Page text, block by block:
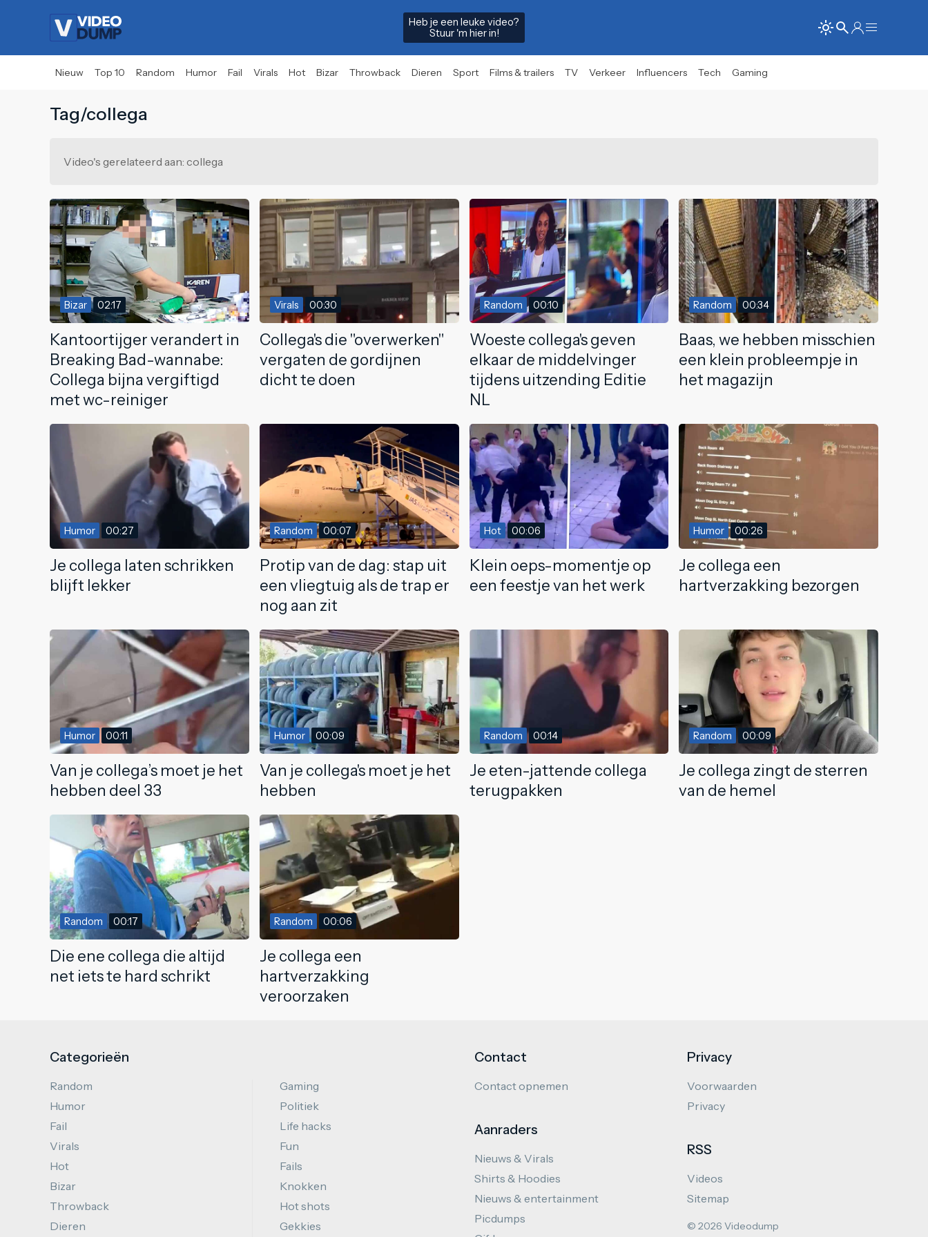
Heb je een leuke video?
Stuur 'm hier in!
Nieuw Top 10 Random Humor Fail Virals Hot Bizar Throwback Dieren Sport Films & trailers TV Verkeer Influencers Tech Gaming
Tag/collega
Video's gerelateerd aan: collega
Bizar 02:17
Kantoortijger verandert in
Breaking Bad-wannabe:
Collega bijna vergiftigd
met wc-reiniger
Virals 00:30
Collega's die "overwerken"
vergaten de gordijnen
dicht te doen
Random 00:10
Woeste collega's geven
elkaar de middelvinger
tijdens uitzending Editie
NL
Random 00:34
Baas, we hebben misschien
een klein probleempje in
het magazijn
Humor 00:27
Je collega laten schrikken
blijft lekker
Random 00:07
Protip van de dag: stap uit
een vliegtuig als de trap er
nog aan zit
Hot 00:06
Klein oeps-momentje op
een feestje van het werk
Humor 00:26
Je collega een
hartverzakking bezorgen
Humor 00:11
Van je collega’s moet je het
hebben deel 33
Humor 00:09
Van je collega's moet je het
hebben
Random 00:14
Je eten-jattende collega
terugpakken
Random 00:09
Je collega zingt de sterren
van de hemel
Random 00:17
Die ene collega die altijd
net iets te hard schrikt
Random 00:06
Je collega een
hartverzakking
veroorzaken
Categorieën
Random
Humor
Fail
Virals
Hot
Bizar
Throwback
Dieren
Gaming
Politiek
Life hacks
Fun
Fails
Knokken
Hot shots
Gekkies
Contact
Contact opnemen
Aanraders
Nieuws & Virals
Shirts & Hoodies
Nieuws & entertainment
Picdumps
Privacy
Voorwaarden
Privacy
RSS
Videos
Sitemap
© 2026 Videodump